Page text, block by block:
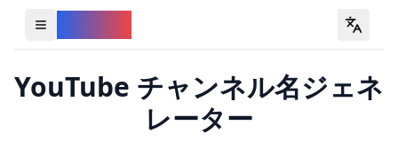
Open all YouTube tools
YouTube チャンネル名ジェネ
レーター